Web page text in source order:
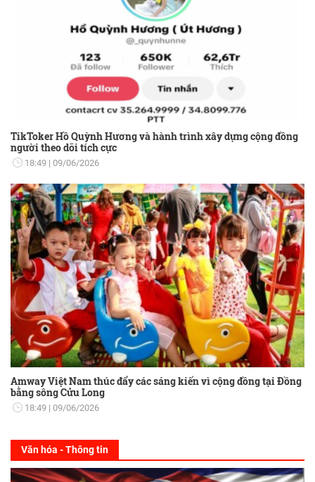
TikToker Hồ Quỳnh Hương và hành trình xây dựng cộng đồng
người theo dõi tích cực
18:49 09/06/2026
Amway Việt Nam thúc đẩy các sáng kiến vì cộng đồng tại Đồng
bằng sông Cửu Long
18:49 09/06/2026
Văn hóa - Thông tin